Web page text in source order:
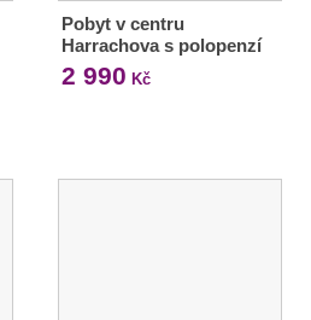
Pobyt v centru
Harrachova s polopenzí
2 990 Kč